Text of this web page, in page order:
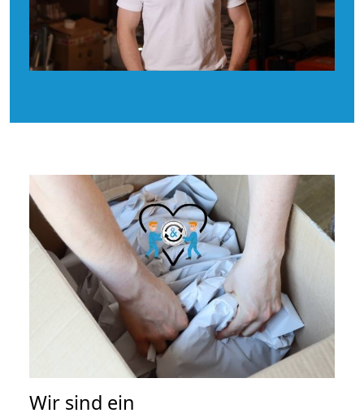
Wir sind ein